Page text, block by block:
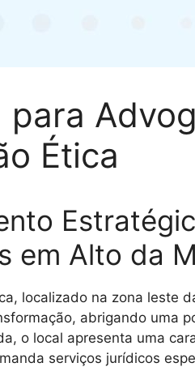
Ética
em Alto da
localizado na zona leste
abrigando uma
o local apresenta uma
serviços jurídicos